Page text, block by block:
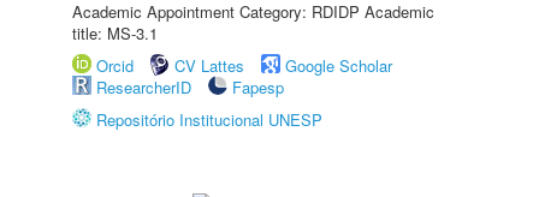
Academic Appointment Category: RDIDP Academic
title: MS-3.1
Orcid
CV Lattes
Google Scholar
ResearcherID
Fapesp
Repositório Institucional UNESP